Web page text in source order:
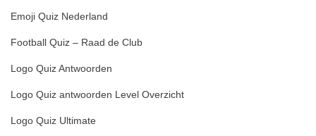
Emoji Quiz Nederland
Football Quiz – Raad de Club
Logo Quiz Antwoorden
Logo Quiz antwoorden Level Overzicht
Logo Quiz Ultimate